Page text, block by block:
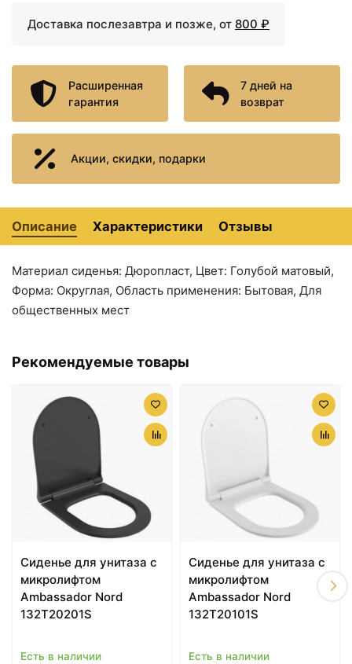
6700 ₽
Ambassador Nord
6900 ₽
Ambassador Nord
7300 ₽
Сиденье для унитаза с
микролифтом
Ambassador Nord
Сиденье для унитаза с
микролифтом
Ambassador Nord
Сиденье для унитаза с
Сиденье для унитаза с
Доставка послезавтра и позже, от 800 ₽
Расширенная
гарантия
7 дней на
возврат
Акции, скидки, подарки
Описание Характеристики Отзывы
Материал сиденья: Дюропласт, Цвет: Голубой матовый,
Форма: Округлая, Область применения: Бытовая, Для
общественных мест
Рекомендуемые товары
Сиденье для унитаза с
микролифтом
Ambassador Nord
132T20201S
Есть в наличии
Сиденье для унитаза с
микролифтом
Ambassador Nord
132T20101S
Есть в наличии